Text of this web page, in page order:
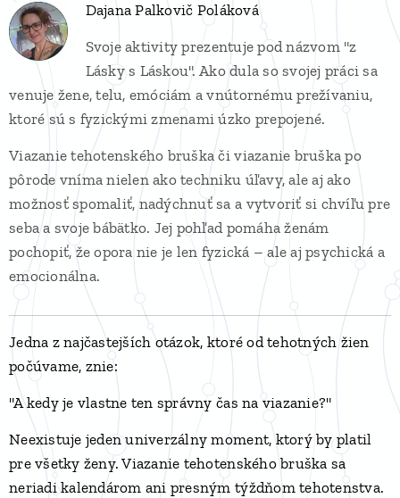
Dajana Palkovič Poláková
Svoje aktivity prezentuje pod názvom "z
Lásky s Láskou". Ako dula so svojej práci sa
venuje žene, telu, emóciám a vnútornému prežívaniu,
ktoré sú s fyzickými zmenami úzko prepojené.
Viazanie tehotenského bruška či viazanie bruška po
pôrode vníma nielen ako techniku úľavy, ale aj ako
možnosť spomaliť, nadýchnuť sa a vytvoriť si chvíľu pre
seba a svoje bábätko. Jej pohľad pomáha ženám
pochopiť, že opora nie je len fyzická – ale aj psychická a
emocionálna.
Jedna z najčastejších otázok, ktoré od tehotných žien
počúvame, znie:
"A kedy je vlastne ten správny čas na viazanie?"
Neexistuje jeden univerzálny moment, ktorý by platil
pre všetky ženy. Viazanie tehotenského bruška sa
neriadi kalendárom ani presným týždňom tehotenstva.